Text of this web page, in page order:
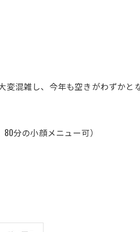
混雑し、今年も空きがわずかと
分の小顔メニュー可）